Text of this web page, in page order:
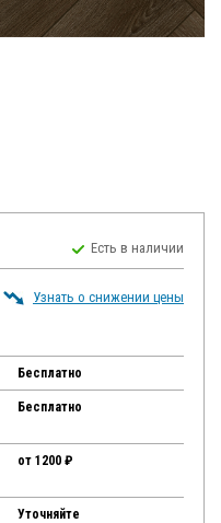
Есть в наличии
Узнать о снижении цены
Бесплатно
Бесплатно
от 1200 ₽
Уточняйте